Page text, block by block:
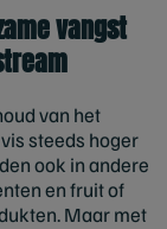
vangst
van het
steeds hoger
ook in andere
en fruit of
Maar met